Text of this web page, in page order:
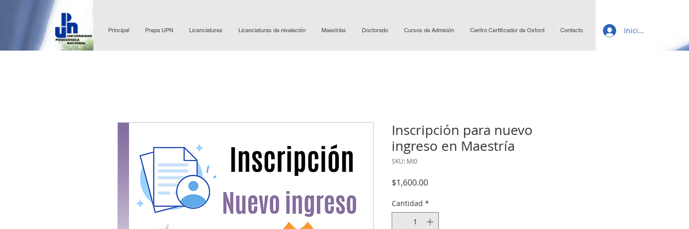
Principal Prepa UPN Licenciaturas Licenciaturas de nivelación Maestrías Doctorado Cursos de Admisión Centro Certificador de Oxford Contacto Inicio de sesión
Inscripción para nuevo
ingreso en Maestría
SKU: MI0
$1,600.00Precio
Cantidad *